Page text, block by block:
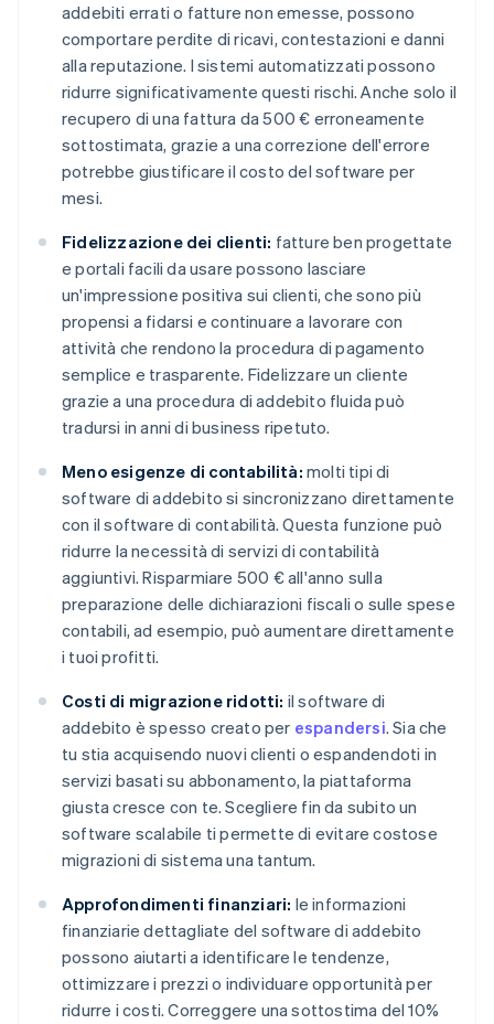
addebiti errati o fatture non emesse, possono
comportare perdite di ricavi, contestazioni e danni
alla reputazione. I sistemi automatizzati possono
ridurre significativamente questi rischi. Anche solo il
recupero di una fattura da 500 € erroneamente
sottostimata, grazie a una correzione dell'errore
potrebbe giustificare il costo del software per
mesi.
Fidelizzazione dei clienti: fatture ben progettate
e portali facili da usare possono lasciare
un'impressione positiva sui clienti, che sono più
propensi a fidarsi e continuare a lavorare con
attività che rendono la procedura di pagamento
semplice e trasparente. Fidelizzare un cliente
grazie a una procedura di addebito fluida può
tradursi in anni di business ripetuto.
Meno esigenze di contabilità: molti tipi di
software di addebito si sincronizzano direttamente
con il software di contabilità. Questa funzione può
ridurre la necessità di servizi di contabilità
aggiuntivi. Risparmiare 500 € all'anno sulla
preparazione delle dichiarazioni fiscali o sulle spese
contabili, ad esempio, può aumentare direttamente
i tuoi profitti.
Costi di migrazione ridotti: il software di
addebito è spesso creato per espandersi. Sia che
tu stia acquisendo nuovi clienti o espandendoti in
servizi basati su abbonamento, la piattaforma
giusta cresce con te. Scegliere fin da subito un
software scalabile ti permette di evitare costose
migrazioni di sistema una tantum.
Approfondimenti finanziari: le informazioni
finanziarie dettagliate del software di addebito
possono aiutarti a identificare le tendenze,
ottimizzare i prezzi o individuare opportunità per
ridurre i costi. Correggere una sottostima del 10%